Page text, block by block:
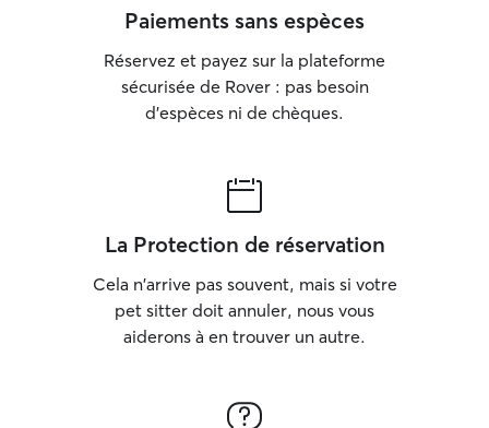
Paiements sans espèces
Réservez et payez sur la plateforme
sécurisée de Rover : pas besoin
d'espèces ni de chèques.
La Protection de réservation
Cela n'arrive pas souvent, mais si votre
pet sitter doit annuler, nous vous
aiderons à en trouver un autre.